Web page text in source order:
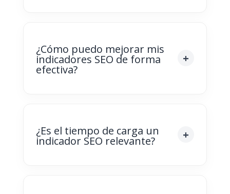
¿Cómo puedo mejorar mis
indicadores SEO de forma
efectiva?
¿Es el tiempo de carga un
indicador SEO relevante?